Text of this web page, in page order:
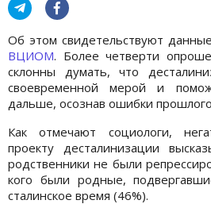
Об этом свидетельствуют
ВЦИОМ. Более четверти
склонны думать, что
своевременной мерой и
дальше, осознав ошибки
Как отмечают социологи,
проекту десталинизации
родственники не были
кого были родные,
сталинское время (46%).